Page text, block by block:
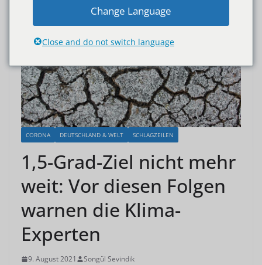
CORONA DEUTSCHLAND & WELT SCHLAGZEILEN
1,5-Grad-Ziel nicht mehr
weit: Vor diesen Folgen
warnen die Klima-
Experten
9. August 2021 Songül Sevindik
Change Language
Close and do not switch language